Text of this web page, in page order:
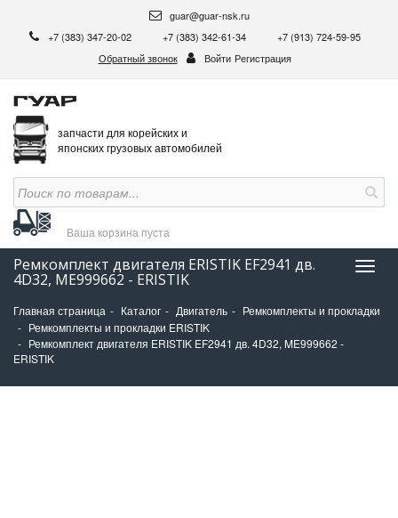
guar@guar-nsk.ru
+7 (383) 347-20-02
+7 (383) 342-61-34
+7 (913) 724-59-95
Обратный звонок
Войти Регистрация
запчасти для корейских и
японских грузовых автомобилей
Ваша корзина пуста
Ремкомплект двигателя ERISTIK EF2941 дв.
4D32, ME999662 - ERISTIK
Главная страница Каталог Двигатель
Ремкомплекты и прокладки
Ремкомплекты и прокладки ERISTIK
Ремкомплект двигателя ERISTIK EF2941 дв. 4D32, ME999662 -
ERISTIK